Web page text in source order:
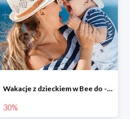
Wakacje z dzieckiem w Bee do -30%
30%